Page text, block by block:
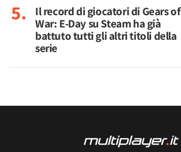
Il record di giocatori di Gears of
War: E-Day su Steam ha già
battuto tutti gli altri titoli della
serie